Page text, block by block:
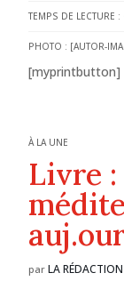
TEMPS DE LECTURE :
PHOTO : [AUTOR-
[myprintbutton]
À LA UNE
Livre :
parLA RÉDACTION